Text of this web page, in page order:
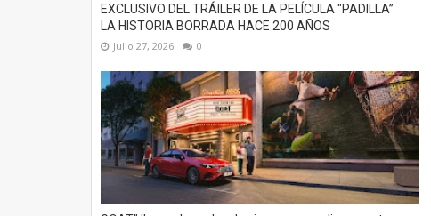
EXCLUSIVO DEL TRÁILER DE LA PELÍCULA "PADILLA”
LA HISTORIA BORRADA HACE 200 AÑOS
Julio 27, 2026 0